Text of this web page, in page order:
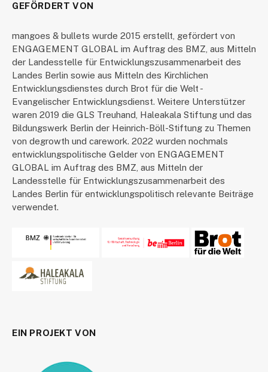
GEFÖRDERT VON
mangoes & bullets wurde 2015 erstellt, gefördert von
ENGAGEMENT GLOBAL im Auftrag des BMZ, aus Mitteln
der Landesstelle für Entwicklungszusammenarbeit des
Landes Berlin sowie aus Mitteln des Kirchlichen
Entwicklungsdienstes durch Brot für die Welt -
Evangelischer Entwicklungsdienst. Weitere Unterstützer
waren 2019 die GLS Treuhand, Haleakala Stiftung und das
Bildungswerk Berlin der Heinrich-Böll-Stiftung zu Themen
von degrowth und carework. 2022 wurden nochmals
entwicklungspolitische Gelder von ENGAGEMENT
GLOBAL im Auftrag des BMZ, aus Mitteln der
Landesstelle für Entwicklungszusammenarbeit des
Landes Berlin für entwicklungspolitisch relevante Beiträge
verwendet.
EIN PROJEKT VON